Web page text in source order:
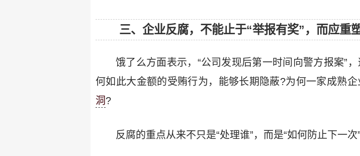
三、企业反腐，不能止于“举报有奖”，而应重
饿了么方面表示，“公司发现后第一时间向警方报案”
何如此大金额的受贿行为，能够长期隐蔽?为何一家成熟
洞 ?
反腐的重点从来不只是“处理谁”，而是“如何防止下一次”